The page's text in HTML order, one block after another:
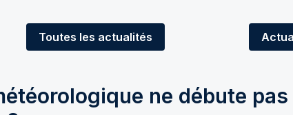
Toutes les actualités
ne débute pas